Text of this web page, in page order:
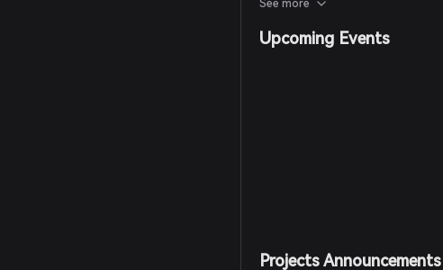
See more
Upcoming Events
Projects Announcements